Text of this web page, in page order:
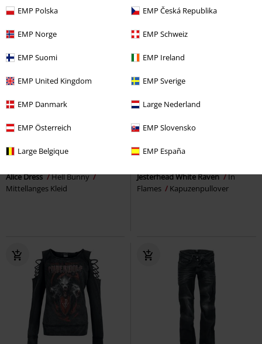
EMP Polska EMP Česká Republika
EMP Norge EMP Schweiz
EMP Suomi EMP Ireland
EMP United Kingdom EMP Sverige
EMP Danmark Large Nederland
EMP Österreich EMP Slovensko
Large Belgique EMP España
59,99 €
Alice Dress
Hell Bunny
Mittellanges Kleid
Jesterhead White Raven
In
Flames
Kapuzenpullover